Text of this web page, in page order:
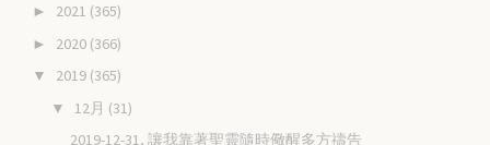
► 2021 (365)
► 2020 (366)
▼ 2019 (365)
▼ 12月 (31)
2019-12-31, 讓我靠著聖靈隨時儆醒多方禱告